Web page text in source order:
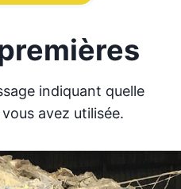
indiquant quelle
avez utilisée.